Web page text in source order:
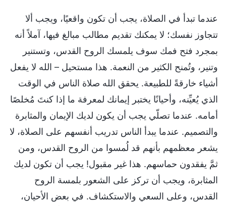
عندما تبدأ في الصلاة، يجب أن تكون واقعيًا، ويجب ألا
تتجاوز نفسك؛ لا يمكنك تقديم مطالب مبالغ فيها، آملاً أنه
بمجرد فتح فمك سوف يلمسك الروح القدس، وتستنير
وتنير، وتُمنح الكثير من النعمة. هذا مستحيل – الله لا يفعل
أشياء خارقةً للطبيعة. يحقق الله صلاة الناس في الوقت
الذي يُعيِّنه، وأحيانًا يختبر إيمانك لمعرفة ما إذا كنتَ مُخلصًا
أمامه. عندما تصلّي يجب أن يكون لديك الإيمان والمثابرة
والتصميم. عندما يبدأ الناس تدريب أنفسهم على الصلاة، لا
يشعر معظمهم بأنهم قد لُمسوا من الروح القدس، ومن
ثمَّ يفقدون حماسهم. هذا غير مقبول! يجب أن تكون لديك
المثابرة، ويجب أن تركز على الشعور بلمسة الروح
القدس، وعلى السعي والاستكشاف. في بعض الأحيان،